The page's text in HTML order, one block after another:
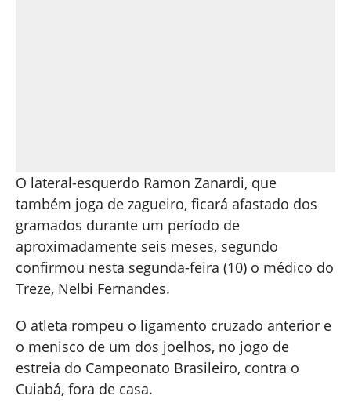
O lateral-esquerdo Ramon Zanardi, que
também joga de zagueiro, ficará afastado dos
gramados durante um período de
aproximadamente seis meses, segundo
confirmou nesta segunda-feira (10) o médico do
Treze, Nelbi Fernandes.
O atleta rompeu o ligamento cruzado anterior e
o menisco de um dos joelhos, no jogo de
estreia do Campeonato Brasileiro, contra o
Cuiabá, fora de casa.